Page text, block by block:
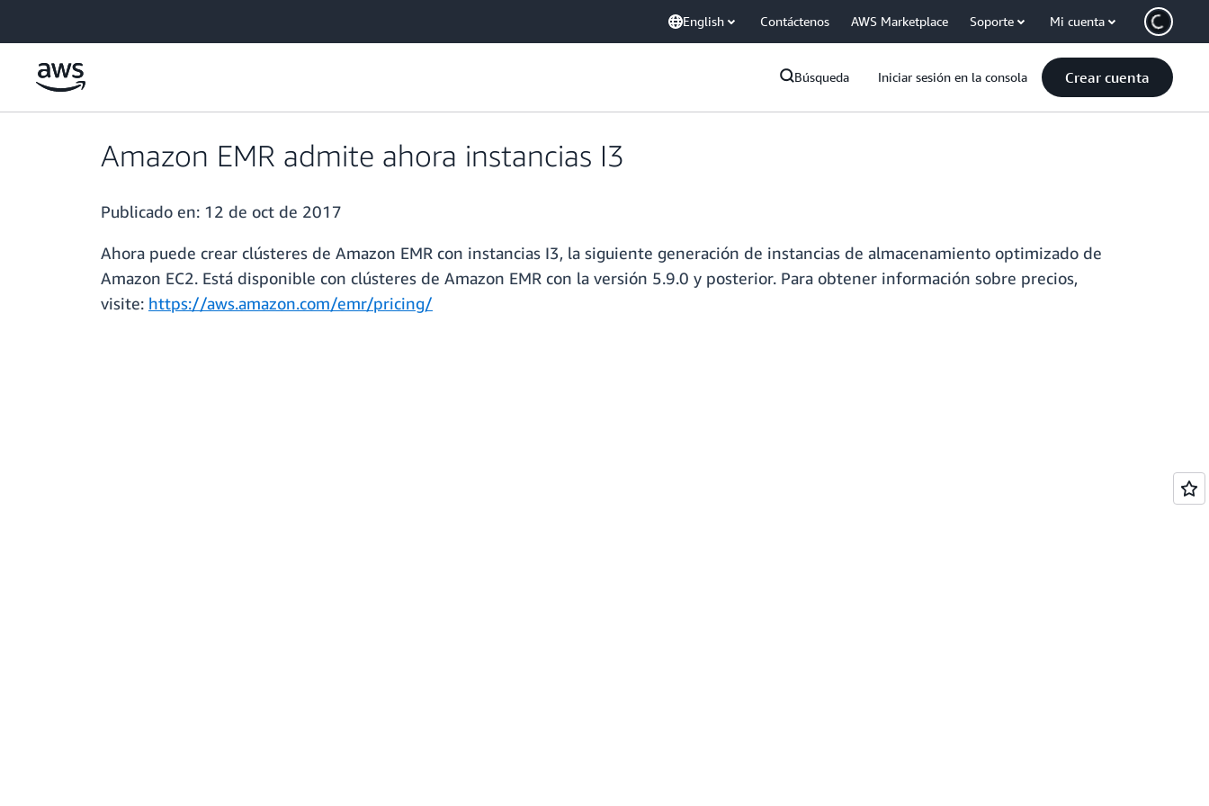
English Contáctenos AWS Marketplace Soporte Mi cuenta
Búsqueda Iniciar sesión en la consola Crear cuenta
Amazon EMR admite ahora instancias I3
Publicado en: 12 de oct de 2017
Ahora puede crear clústeres de Amazon EMR con instancias I3, la siguiente generación de instancias de almacenamiento optimizado de
Amazon EC2. Está disponible con clústeres de Amazon EMR con la versión 5.9.0 y posterior. Para obtener información sobre precios,
visite: https://aws.amazon.com/emr/pricing/